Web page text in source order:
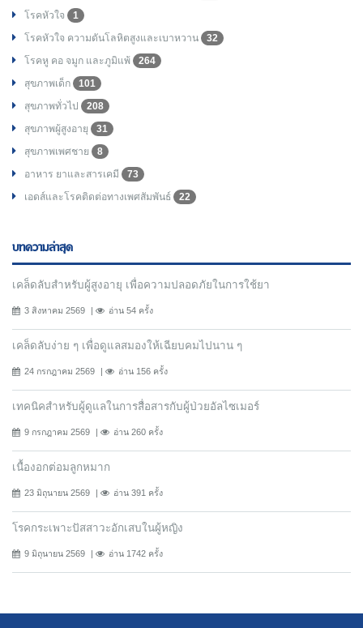
โรคหัวใจ
1
โรคหัวใจ ความดันโลหิตสูงและเบาหวาน
32
โรคหู คอ จมูก และภูมิแพ้
264
สุขภาพเด็ก
101
สุขภาพทั่วไป
208
สุขภาพผู้สูงอายุ
31
สุขภาพเพศชาย
8
อาหาร ยาและสารเคมี
73
เอดส์และโรคติดต่อทางเพศสัมพันธ์
22
บทความล่าสุด
เคล็ดลับสำหรับผู้สูงอายุ เพื่อความปลอดภัยในการใช้ยา
3 สิงหาคม 2569 อ่าน 54 ครั้ง
เคล็ดลับง่าย ๆ เพื่อดูแลสมองให้เฉียบคมไปนาน ๆ
24 กรกฎาคม 2569 อ่าน 156 ครั้ง
เทคนิคสำหรับผู้ดูแลในการสื่อสารกับผู้ป่วยอัลไซเมอร์
9 กรกฎาคม 2569 อ่าน 260 ครั้ง
เนื้องอกต่อมลูกหมาก
23 มิถุนายน 2569 อ่าน 391 ครั้ง
โรคกระเพาะปัสสาวะอักเสบในผู้หญิง
9 มิถุนายน 2569 อ่าน 1742 ครั้ง